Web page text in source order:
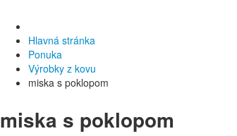
Hlavná stránka
Ponuka
Výrobky z kovu
miska s poklopom
miska s poklopom